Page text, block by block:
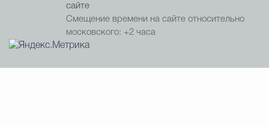
сайте
Смещение времени на сайте относительно
московского: +2 часа